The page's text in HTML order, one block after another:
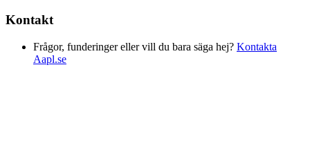
Kontakt
Frågor, funderinger eller vill du bara säga hej? Kontakta
Aapl.se